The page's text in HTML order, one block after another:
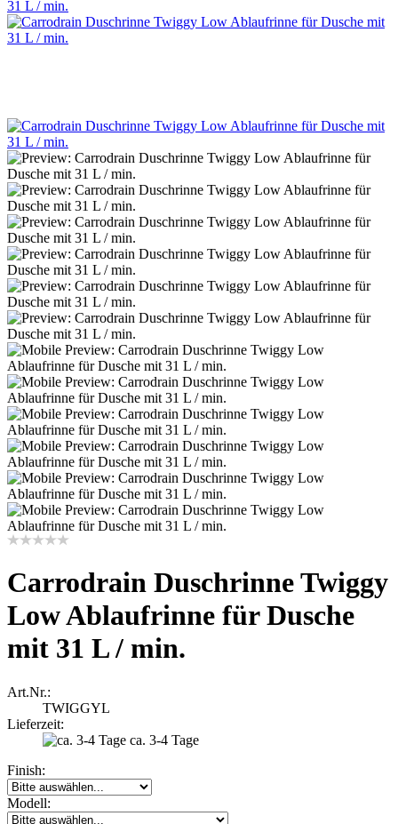
Carrodrain Duschrinne Twiggy
Low Ablaufrinne für Dusche
mit 31 L / min.
Art.Nr.:
TWIGGYL
Lieferzeit:
ca. 3-4 Tage
Finish:
Modell: